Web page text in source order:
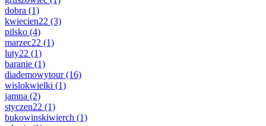
dobra (1)
kwiecien22 (3)
pilsko (4)
marzec22 (1)
luty22 (1)
baranie (1)
diademowytour(16)
wislokwielki (1)
jamna (2)
styczen22 (1)
bukowinskiwierch (1)